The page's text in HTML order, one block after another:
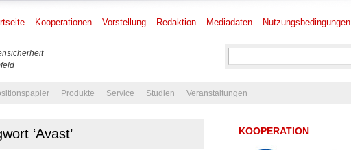
Kooperationen Vorstellung Redaktion Mediadaten Nutzungsbedingungen
Produkte Service Studien Veranstaltungen
‘Avast’ KOOPERATION